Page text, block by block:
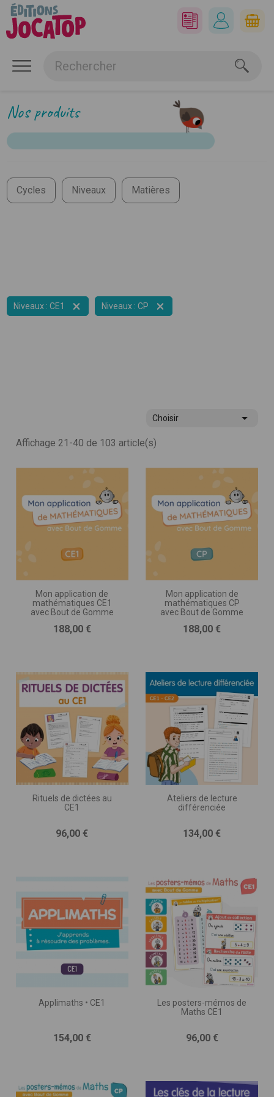
Nos produits
Cycles Niveaux Matières
Niveaux : CE1  Niveaux : CP 
Choisir 
Affichage 21-40 de 103 article(s)
Mon application de
mathématiques CE1
avec Bout de Gomme
Prix
188,00 €
Mon application de
mathématiques CP
avec Bout de Gomme
Prix
188,00 €
Rituels de dictées au
CE1
Prix
96,00 €
Ateliers de lecture
différenciée
Prix
134,00 €
Applimaths • CE1
Prix
154,00 €
Les posters-mémos de
Maths CE1
Prix
96,00 €